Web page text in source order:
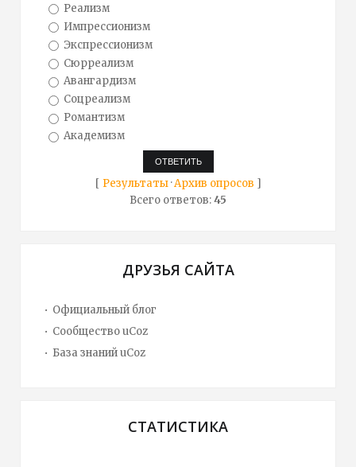
Реализм
Импрессионизм
Экспрессионизм
Сюрреализм
Авангардизм
Соцреализм
Романтизм
Академизм
[ Результаты·Архив опросов ]
Всего ответов:45
ДРУЗЬЯ САЙТА
Официальный блог
Сообщество uCoz
База знаний uCoz
СТАТИСТИКА